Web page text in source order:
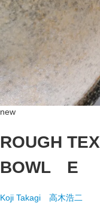
new
ROUGH
BOWL E
Koji Takagi 高木浩二